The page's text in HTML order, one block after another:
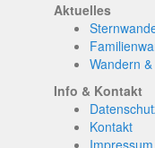
Aktuelles
Wandern
Info & Kontakt
Kontakt
Impressum